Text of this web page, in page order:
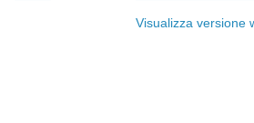
Visualizza versione